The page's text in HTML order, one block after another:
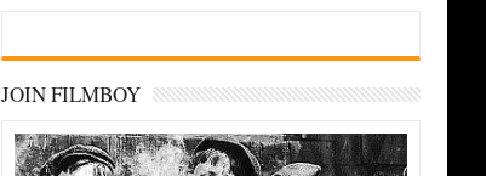
JOIN FILMBOY